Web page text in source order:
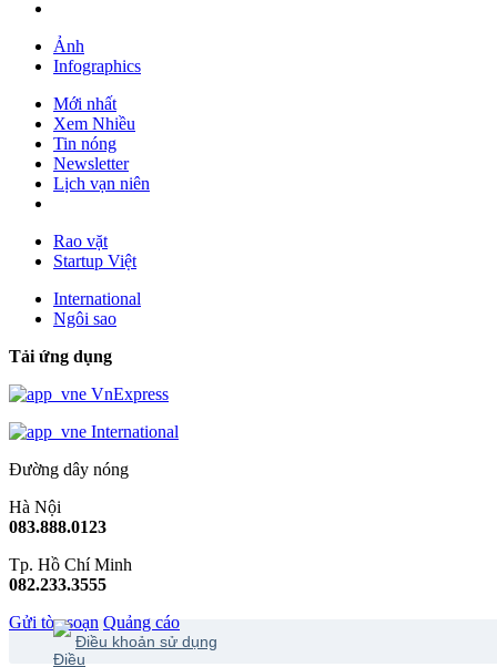
Ảnh
Infographics
Mới nhất
Xem Nhiều
Tin nóng
Newsletter
Lịch vạn niên
Rao vặt
Startup Việt
International
Ngôi sao
Tải ứng dụng
VnExpress
International
Đường dây nóng
Hà Nội
083.888.0123
Tp. Hồ Chí Minh
082.233.3555
Gửi tòa soạn Quảng cáo
Điều khoản sử dụng